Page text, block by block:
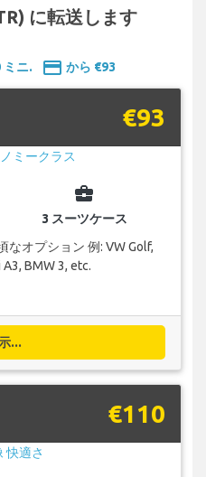
に転送します
ミニ. payment から €93
€93
business_center
3 スーツケース
なオプション 例: VW Golf,
BMW 3, etc.
...
€110